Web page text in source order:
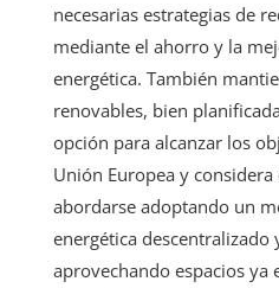
necesarias estrategias de
mediante el ahorro y la
energética. También
renovables, bien
opción para alcanzar los
Unión Europea y
abordarse adoptando un
energética descentralizado
aprovechando espacios ya